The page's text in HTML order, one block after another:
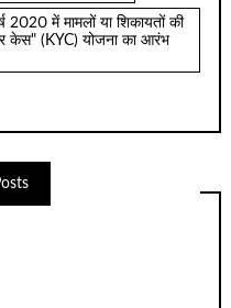
2020 में मामलों या शिकायतों की
केस" (KYC) योजना का आरंभ